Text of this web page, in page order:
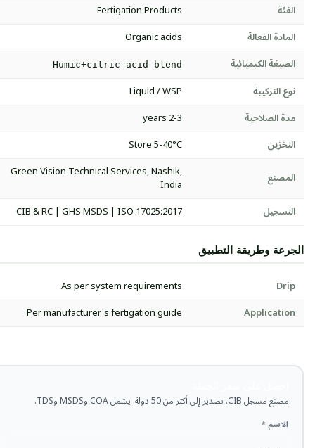
الفئة
Fertigation Products
المادة الفعالة
Organic acids
الصيغة الكيميائية
Humic+citric acid blend
نوع التركيبة
Liquid / WSP
مدة الصلاحية
2-3 years
التخزين
Store 5-40°C
المصنع
Green Vision Technical Services, Nashik,
India
التسجيل
CIB & RC | GHS MSDS | ISO 17025:2017
الجرعة وطريقة التطبيق
Drip
As per system requirements
Application
Per manufacturer's fertigation guide
مصنع مسجل CIB. تصدير إلى أكثر من 50 دولة. يشمل COA وMSDS وTDS.
الاسم *